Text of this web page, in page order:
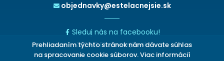
objednavky@estelacnejsie.sk
Sleduj nás na facebooku!
2026 © EšteLacnejšie.sk
Prehliadaním týchto stránok nám dávate súhlas
na spracovanie cookie súborov. Viac informácií